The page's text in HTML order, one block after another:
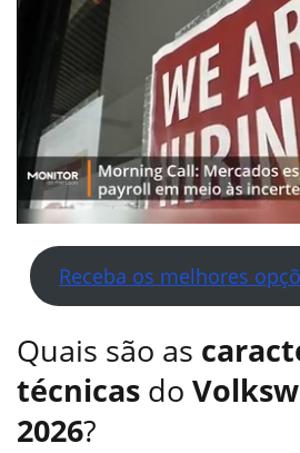
Receba os melhores
Quais são as
técnicas do
2026?